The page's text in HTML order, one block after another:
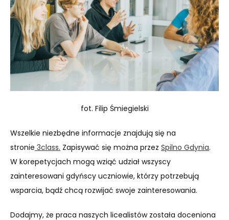
fot. Filip Śmiegielski
Wszelkie niezbędne informacje znajdują się na
stronie 3class. Zapisywać się można przez Spilno Gdynia.
W korepetycjach mogą wziąć udział wszyscy
zainteresowani gdyńscy uczniowie, którzy potrzebują
wsparcia, bądź chcą rozwijać swoje zainteresowania.
Dodajmy, że praca naszych licealistów została doceniona